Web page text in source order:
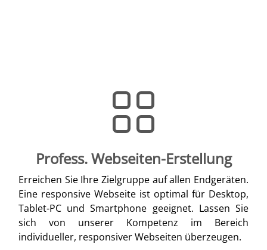
Profess. Webseiten-Erstellung
Erreichen Sie Ihre Zielgruppe auf allen Endgeräten.
Eine responsive Webseite ist optimal für Desktop,
Tablet-PC und Smartphone geeignet. Lassen Sie
sich von unserer Kompetenz im Bereich
individueller, responsiver Webseiten überzeugen.